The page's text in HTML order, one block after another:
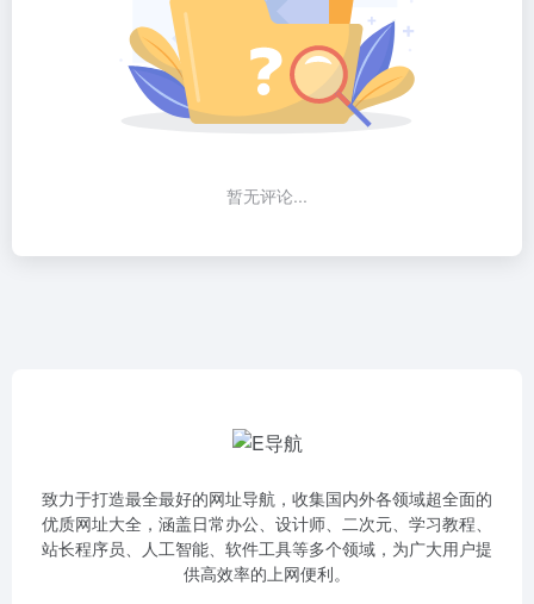
暂无评论...
致力于打造最全最好的网址导航，收集国内外各领域超全面的
优质网址大全，涵盖日常办公、设计师、二次元、学习教程、
站长程序员、人工智能、软件工具等多个领域，为广大用户提
供高效率的上网便利。